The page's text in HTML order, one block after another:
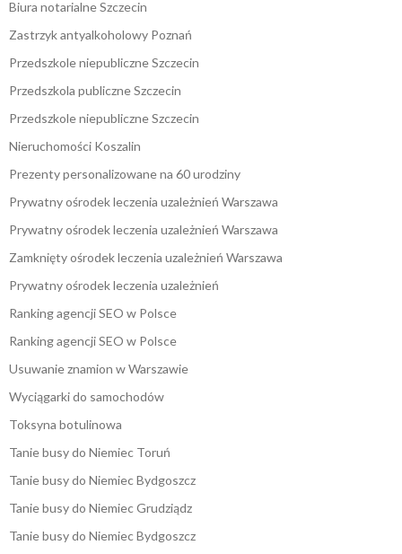
Biura notarialne Szczecin
Zastrzyk antyalkoholowy Poznań
Przedszkole niepubliczne Szczecin
Przedszkola publiczne Szczecin
Przedszkole niepubliczne Szczecin
Nieruchomości Koszalin
Prezenty personalizowane na 60 urodziny
Prywatny ośrodek leczenia uzależnień Warszawa
Prywatny ośrodek leczenia uzależnień Warszawa
Zamknięty ośrodek leczenia uzależnień Warszawa
Prywatny ośrodek leczenia uzależnień
Ranking agencji SEO w Polsce
Ranking agencji SEO w Polsce
Usuwanie znamion w Warszawie
Wyciągarki do samochodów
Toksyna botulinowa
Tanie busy do Niemiec Toruń
Tanie busy do Niemiec Bydgoszcz
Tanie busy do Niemiec Grudziądz
Tanie busy do Niemiec Bydgoszcz